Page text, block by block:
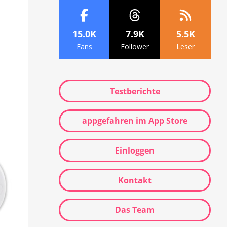
15.0K
Fans
7.9K
Follower
5.5K
Leser
Testberichte
appgefahren im App Store
Einloggen
Kontakt
Das Team